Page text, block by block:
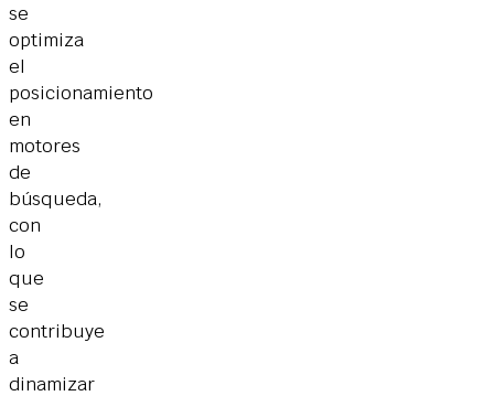
se
optimiza
el
posicionamiento
en
motores
de
búsqueda,
con
lo
que
se
contribuye
a
dinamizar